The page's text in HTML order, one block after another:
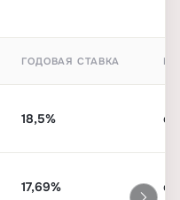
ГОДОВАЯ СТАВКА
18,5%
17,69%